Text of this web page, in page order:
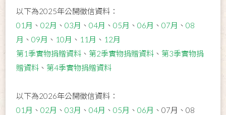
以下為2025年公開徵信資料：
01月 、02月 、03月 、04月 、05月 、06月 、07月 、08
月 、09月 、 10月 、 11月 、 12月
第1季實物捐贈資料 、 第2季實物捐贈資料 、 第3季實物捐
贈資料 、 第4季實物捐贈資料
以下為2026年公開徵信資料：
01月 、02月 、03月 、04月 、05月 、06月 、07月、08